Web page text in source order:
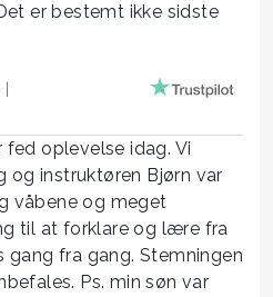
er bestemt ikke sidste
|
fed oplevelse idag. Vi
og instruktøren Bjørn var
våbene og meget
til at forklare og lære fra
gang fra gang. Stemningen
Ps. min søn var